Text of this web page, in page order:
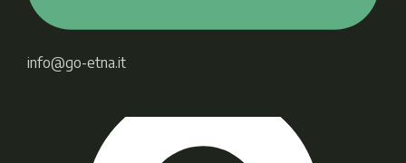
info@go-etna.it